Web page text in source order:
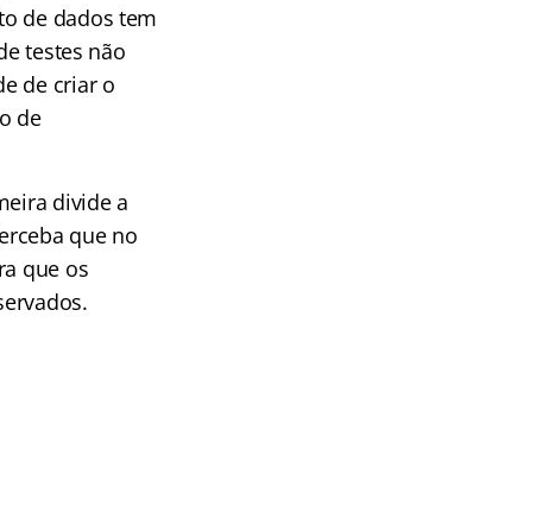
de dados tem
testes não
de criar o
de
divide a
que no
que os